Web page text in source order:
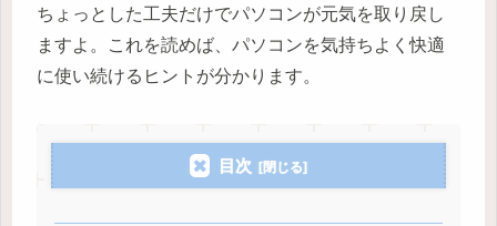
ちょっとした工夫だけでパソコンが元気を取り戻し
ますよ。これを読めば、パソコンを気持ちよく快適
に使い続けるヒントが分かります。
目次